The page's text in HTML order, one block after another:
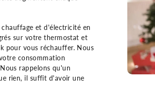
et d'électricité en
sur votre thermostat et
pour vous réchauffer. Nous
consommation
rappelons qu'un
rien, il suffit d'avoir une